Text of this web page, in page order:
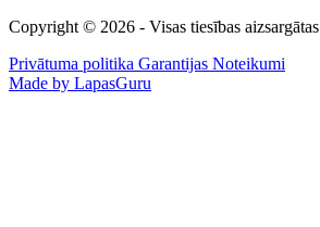
Copyright © 2026 - Visas tiesības aizsargātas
Privātuma politika Garantijas Noteikumi
Made by LapasGuru